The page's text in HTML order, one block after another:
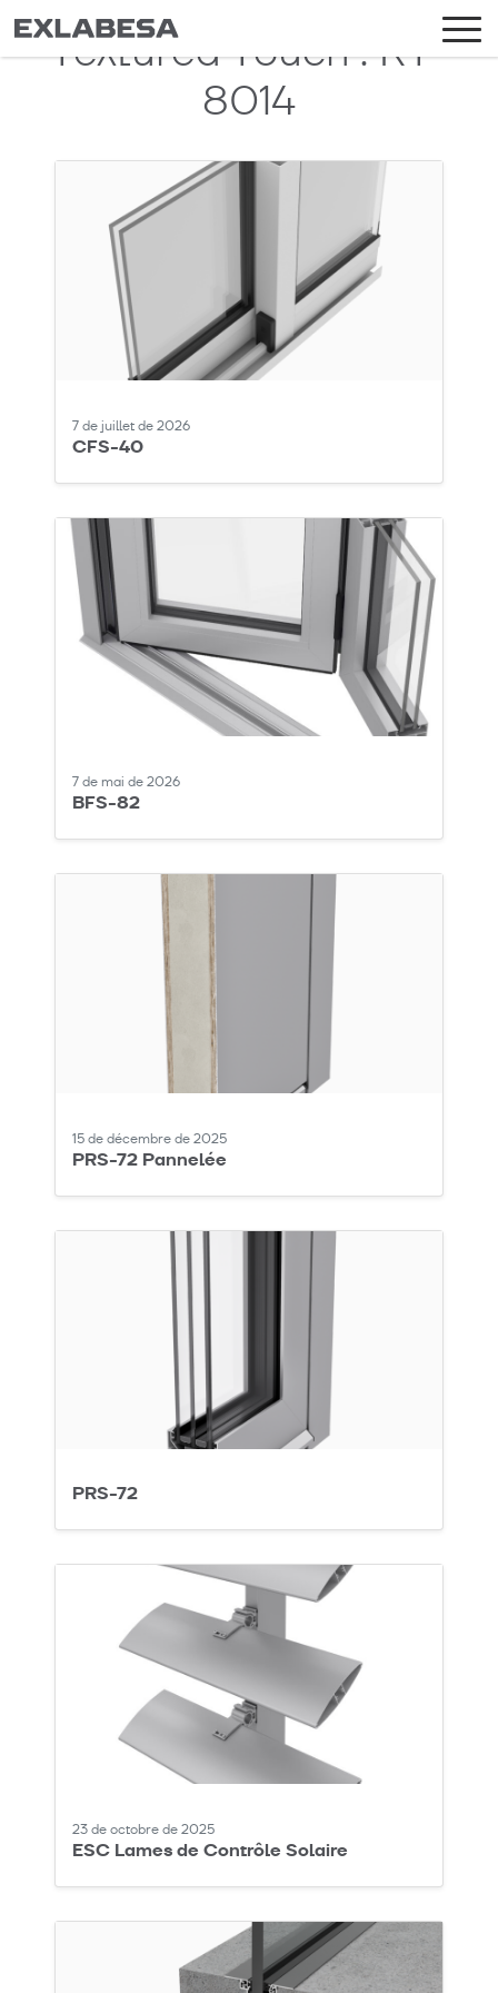
Textured Touch :RT-
8014
7 de juillet de 2026
CFS-40
7 de mai de 2026
BFS-82
15 de décembre de 2025
PRS-72 Pannelée
PRS-72
23 de octobre de 2025
ESC Lames de Contrôle Solaire